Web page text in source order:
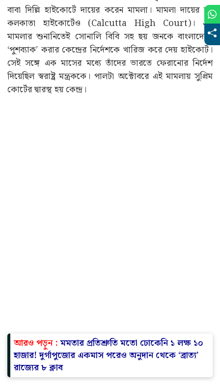
বাবা দিল্লি হাইকোর্টে দায়ের করেন মামলা। মামলা দায়ের হয়
কলকাতা হাইকোর্টেও (Calcutta High Court)। এই
মামলার শুনানিতেই সোনালি বিবি সহ ছয় জনকে বাংলাদেশে
‘পুশব্যাক’ করার কেন্দ্রের নির্দেশকে খারিজ করে দেয় হাইকোর্ট।
সেই সঙ্গে এক মাসের মধ্যে তাঁদের ভারতে ফেরানোর নির্দেশ
দিয়েছিল স্বরাষ্ট্র মন্ত্রককে। পালটা অক্টোবরে এই মামলায় সুপ্রিম
কোর্টের দ্বারস্থ হয় কেন্দ্র।
আরও পড়ুন :মমতার প্রতিশ্রুতি মতো ঢোকেনি ১ লক্ষ ১০
হাজার! দুর্গাপুজোর একমাস পরেও অনুদান থেকে ‘ব্রাত্য’
রাজ্যের ৮ ক্লাব